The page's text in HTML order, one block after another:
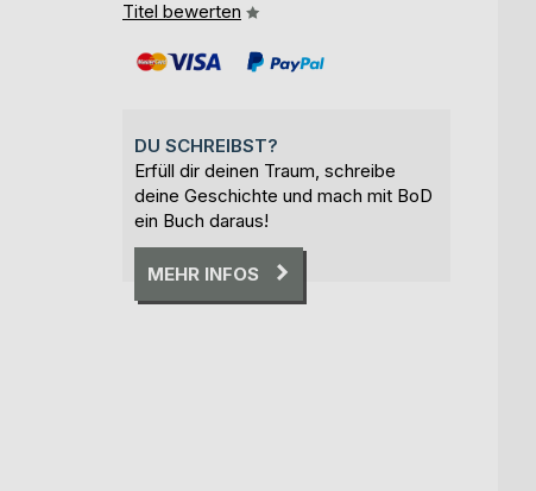
Titel bewerten
DU SCHREIBST?
Erfüll dir deinen Traum, schreibe
deine Geschichte und mach mit BoD
ein Buch daraus!
MEHR INFOS